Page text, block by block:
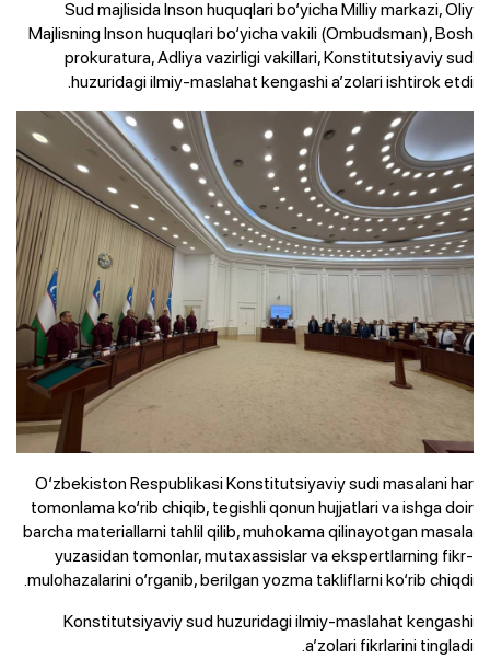
Sud majlisida Inson huquqlari bo‘yicha Milliy markazi, Oliy
Majlisning Inson huquqlari bo‘yicha vakili (Ombudsman), Bosh
prokuratura, Adliya vazirligi vakillari, Konstitutsiyaviy sud
huzuridagi ilmiy-maslahat kengashi a’zolari ishtirok etdi.
O‘zbekiston Respublikasi Konstitutsiyaviy sudi masalani har
tomonlama ko‘rib chiqib, tegishli qonun hujjatlari va ishga doir
barcha materiallarni tahlil qilib, muhokama qilinayotgan masala
yuzasidan tomonlar, mutaxassislar va ekspertlarning fikr-
mulohazalarini o‘rganib, berilgan yozma takliflarni ko‘rib chiqdi.
Konstitutsiyaviy sud huzuridagi ilmiy-maslahat kengashi
a’zolari fikrlarini tingladi.